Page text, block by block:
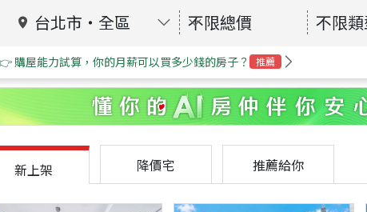
台北市 ・ 全區 不限總價 不限類
購屋能力試算，你的月薪可以買多少錢的房子？ 推薦
新上架 降價宅 推薦給你